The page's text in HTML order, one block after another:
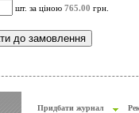
шт. за ціною 765.00 грн.
Придбати журнал